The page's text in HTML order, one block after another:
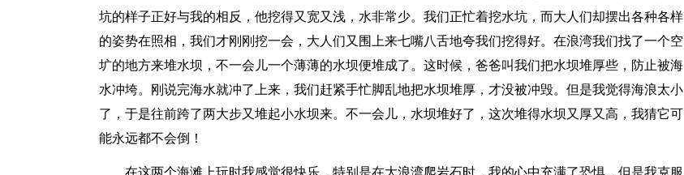
坑的样子正好与我的相反，他挖得又宽又浅，水非常少。我们正忙着挖水坑，而大人们却摆出各种各样
的姿势在照相，我们才刚刚挖一会，大人们又围上来七嘴八舌地夸我们挖得好。在浪湾我们找了一个空
圹的地方来堆水坝，不一会儿一个薄薄的水坝便堆成了。这时候，爸爸叫我们把水坝堆厚些，防止被海
水冲垮。刚说完海水就冲了上来，我们赶紧手忙脚乱地把水坝堆厚，才没被冲毁。但是我觉得海浪太小
了，于是往前跨了两大步又堆起小水坝来。不一会儿，水坝堆好了，这次堆得水坝又厚又高，我猜它可
能永远都不会倒！
在这两个海滩上玩时我感觉很快乐，特别是在大浪湾爬岩石时，我的心中充满了恐惧，但是我克服